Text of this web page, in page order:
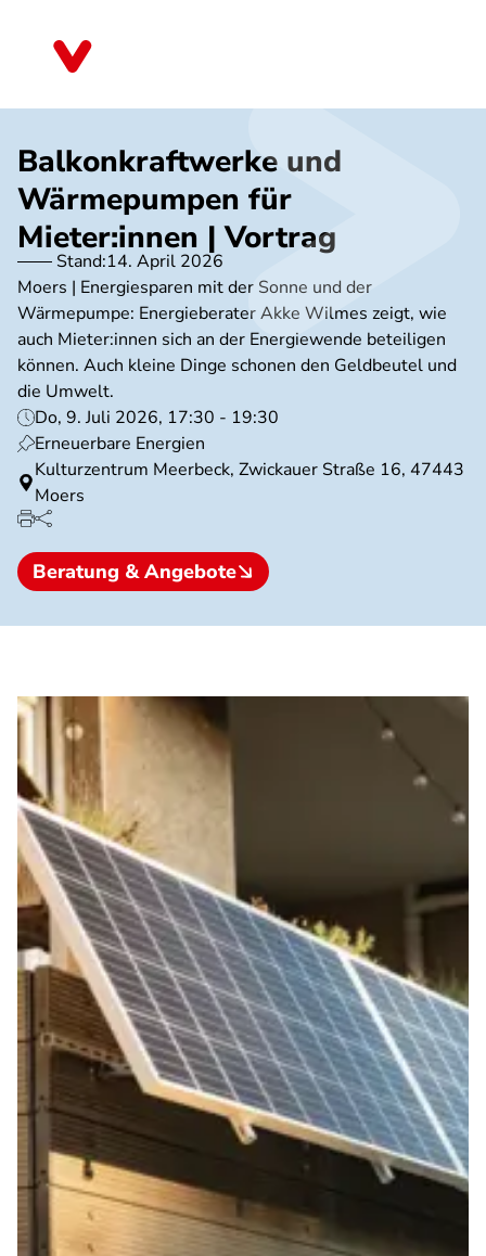
Balkonkraftwerke und
Wärmepumpen für
Mieter:innen | Vortrag
Stand:14. April 2026
Moers | Energiesparen mit der Sonne und der
Wärmepumpe: Energieberater Akke Wilmes zeigt, wie
auch Mieter:innen sich an der Energiewende beteiligen
können. Auch kleine Dinge schonen den Geldbeutel und
die Umwelt.
Do, 9. Juli 2026, 17:30 - 19:30
Erneuerbare Energien
Kulturzentrum Meerbeck, Zwickauer Straße 16, 47443
Moers
Beratung & Angebote